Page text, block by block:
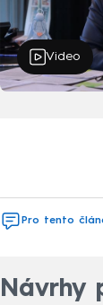
Video
Pro tento
Návrhy